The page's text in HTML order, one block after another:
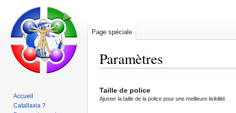
Paramètres
à
la
à
la
Taille de police
Ajuster la taille de la police pour une meilleure lisibilité.
Page spéciale
Accueil
Catallaxia ?